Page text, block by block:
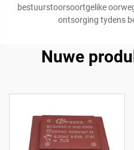
bestuurstoorsoortgelike
ontsorging tydens
Nuwe